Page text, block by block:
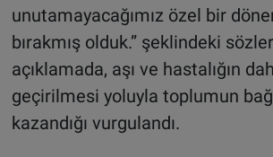
unutamayacağımız özel bir
bırakmış olduk.” şeklindeki
açıklamada, aşı ve hastalığın
geçirilmesi yoluyla toplumun
kazandığı vurgulandı.